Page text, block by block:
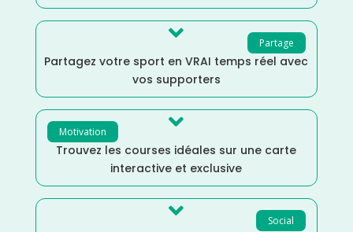
Partage

Partagez votre sport en VRAI temps réel avec
vos supporters
Motivation 
Trouvez les courses idéales sur une carte
interactive et exclusive
Social
